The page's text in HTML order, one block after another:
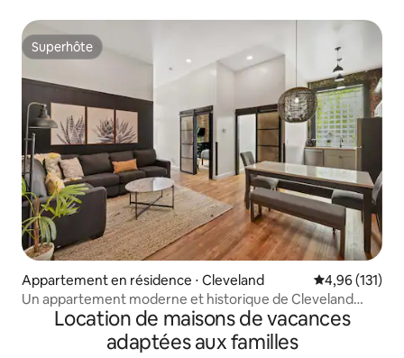
Superhôte
Superhôte
Appartement en résidence ⋅ Cleveland Évaluation
4,96 (131)
Un appartement moderne et historique de Cleveland
Location de maisons de vacances
adaptées aux familles